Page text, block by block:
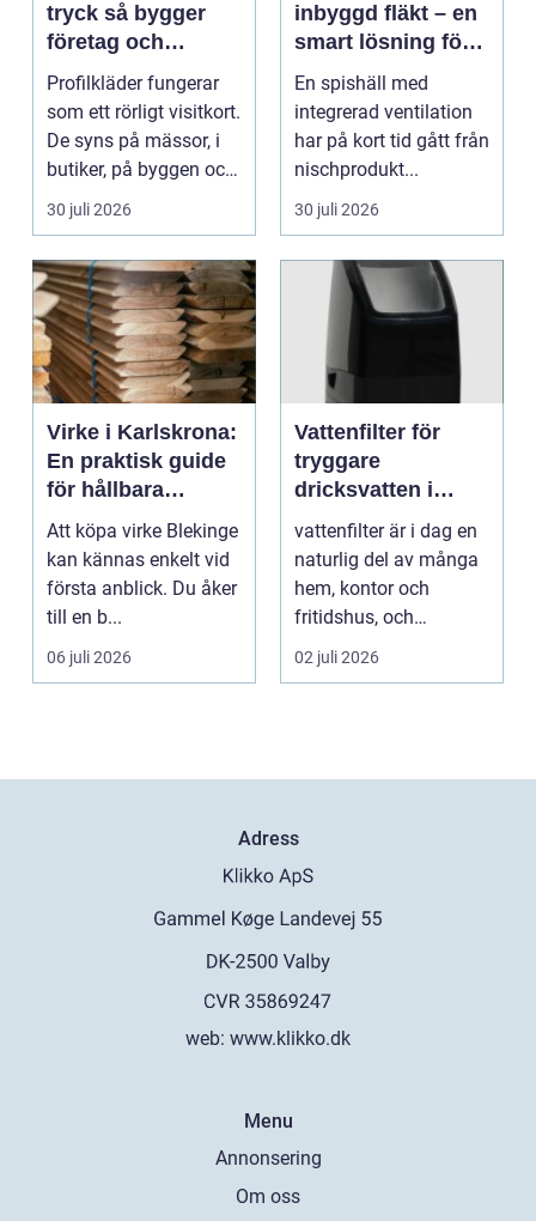
tryck så bygger
företag och
klubbar en
starkare identitet
Profilkläder fungerar
som ett rörligt visitkort.
De syns på mässor, i
butiker, på byggen och
längs v...
30 juli 2026
inbyggd fläkt – en
smart lösning för
moderna kök
En spishäll med
integrerad ventilation
har på kort tid gått från
nischprodukt...
30 juli 2026
Virke i Karlskrona:
En praktisk guide
för hållbara
byggprojekt
Att köpa virke Blekinge
kan kännas enkelt vid
första anblick. Du åker
till en b...
06 juli 2026
Vattenfilter för
tryggare
dricksvatten i
vardagen
vattenfilter är i dag en
naturlig del av många
hem, kontor och
fritidshus, och
intresset ökar för va...
02 juli 2026
Adress
web: www.klikko.dk
Menu
Annonsering
Om oss